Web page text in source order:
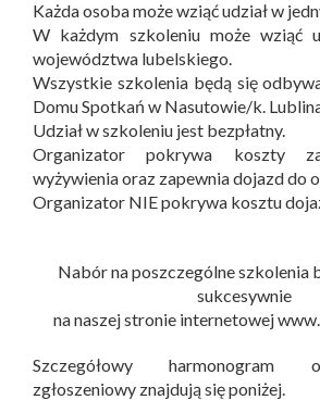
Każda osoba może wziąć udział w
W każdym szkoleniu może wziąć
województwa lubelskiego.
Wszystkie szkolenia będą się
Domu Spotkań w Nasutowie/k.
Udział w szkoleniu jest bezpłatny.
Organizator pokrywa koszty
wyżywienia oraz zapewnia dojazd do
Organizator NIE pokrywa kosztu
Nabór na poszczególne szkolenia
sukcesywnie
na naszej stronie internetowej
Szczegółowy harmonogram
zgłoszeniowy znajdują się poniżej.